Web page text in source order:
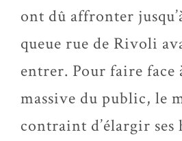
ont dû affronter
queue rue de Rivoli
entrer. Pour faire face
massive du public, le
contraint d’élargir ses